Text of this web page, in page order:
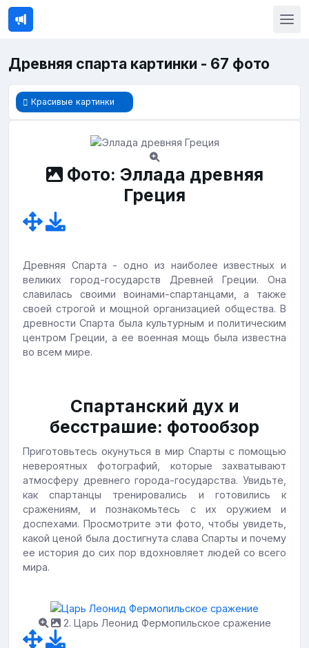
Древняя спарта картинки - 67 фото
Красивые картинки
Фото: Эллада древняя
Греция
Древняя Спарта - одно из наиболее известных и
великих город-государств Древней Греции. Она
славилась своими воинами-спартанцами, а также
своей строгой и мощной организацией общества. В
древности Спарта была культурным и политическим
центром Греции, а ее военная мощь была известна
во всем мире.
Спартанский дух и
бесстрашие: фотообзор
Приготовьтесь окунуться в мир Спарты с помощью
невероятных фотографий, которые захватывают
атмосферу древнего города-государства. Увидьте,
как спартанцы тренировались и готовились к
сражениям, и познакомьтесь с их оружием и
доспехами. Просмотрите эти фото, чтобы увидеть,
какой ценой была достигнута слава Спарты и почему
ее история до сих пор вдохновляет людей со всего
мира.
2. Царь Леонид Фермопильское сражение